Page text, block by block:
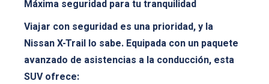
Máxima seguridad para tu tranquilidad
Viajar con seguridad es una prioridad, y la
Nissan X-Trail lo sabe. Equipada con un paquete
avanzado de asistencias a la conducción, esta
SUV ofrece: